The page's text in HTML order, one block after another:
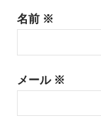
名前 ※
メール※